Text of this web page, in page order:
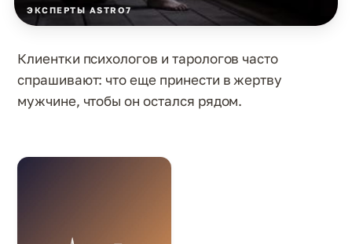
ЭКСПЕРТЫ ASTRO7
Клиентки психологов и тарологов часто
спрашивают: что еще принести в жертву
мужчине, чтобы он остался рядом.